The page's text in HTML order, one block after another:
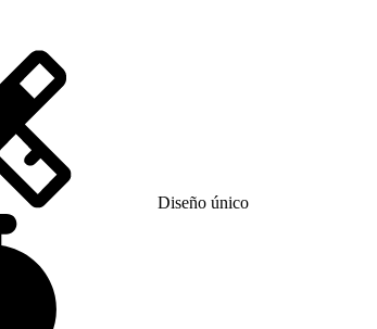
Diseño único